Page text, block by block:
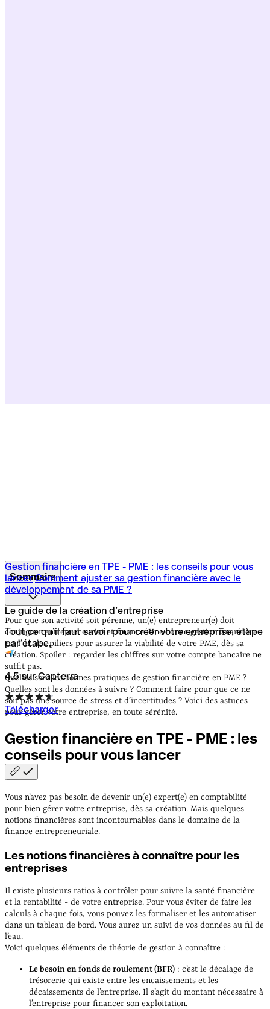
Gestion financière en TPE - PME : les conseils pour vous
lancer Comment ajuster sa gestion financière avec le
développement de sa PME ?
Le guide de la création d’entreprise
Tout ce qu’il faut savoir pour créer votre entreprise, étape
par étape.
4.5 sur Capterra
Télécharger
Sommaire
Gestion financière en TPE - PME : les conseils pour vous
lancer Comment ajuster sa gestion financière avec le
développement de sa PME ?
Pour que son activité soit pérenne, un(e) entrepreneur(e) doit
conjuguer entrepreneuriat et finance. Une bonne gestion financière
est l’un des piliers pour assurer la viabilité de votre PME, dès sa
création. Spoiler : regarder les chiffres sur votre compte bancaire ne
suffit pas.
Quelles sont les bonnes pratiques de gestion financière en PME ?
Quelles sont les données à suivre ? Comment faire pour que ce ne
soit pas une source de stress et d’incertitudes ? Voici des astuces
pour gérer votre entreprise, en toute sérénité.
Gestion financière en TPE - PME : les
conseils pour vous lancer
Vous n’avez pas besoin de devenir un(e) expert(e) en comptabilité
pour bien gérer votre entreprise, dès sa création. Mais quelques
notions financières sont incontournables dans le domaine de la
finance entrepreneuriale.
Les notions financières à connaître pour les
entreprises
Il existe plusieurs ratios à contrôler pour suivre la santé financière -
et la rentabilité - de votre entreprise. Pour vous éviter de faire les
calculs à chaque fois, vous pouvez les formaliser et les automatiser
dans un tableau de bord. Vous aurez un suivi de vos données au fil de
l’eau.
Voici quelques éléments de théorie de gestion à connaître :
Le besoin en fonds de roulement (BFR) : c’est le décalage de
trésorerie qui existe entre les encaissements et les
décaissements de l’entreprise. Il s’agit du montant nécessaire à
l’entreprise pour financer son exploitation.